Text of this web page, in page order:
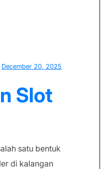
December 20, 2025
Slot
satu bentuk
di kalangan